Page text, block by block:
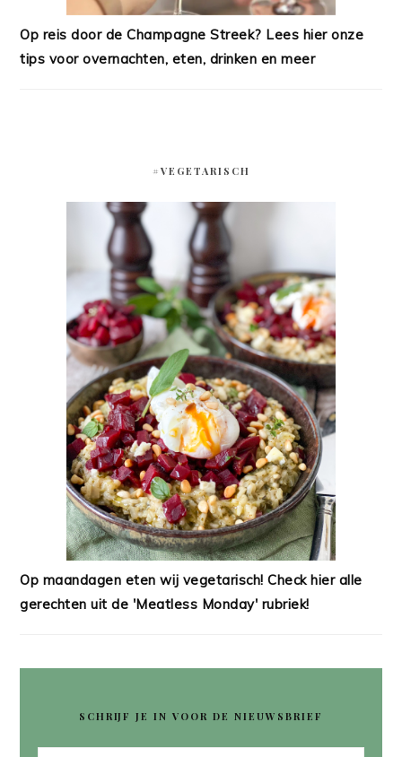
Op reis door de Champagne Streek? Lees hier onze
tips voor overnachten, eten, drinken en meer
#VEGETARISCH
Op maandagen eten wij vegetarisch! Check hier alle
gerechten uit de 'Meatless Monday' rubriek!
SCHRIJF JE IN VOOR DE NIEUWSBRIEF